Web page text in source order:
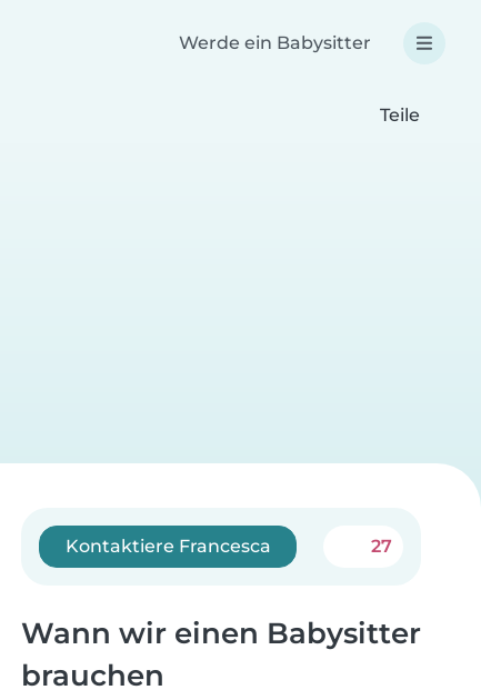
Werde ein Babysitter
Teile
Kontaktiere Francesca 27
Wann wir einen Babysitter
brauchen